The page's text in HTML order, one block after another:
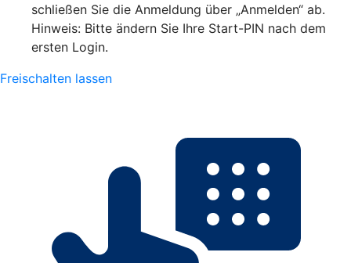
schließen Sie die Anmeldung über „Anmelden“ ab.
Hinweis: Bitte ändern Sie Ihre Start-PIN nach dem
ersten Login.
Freischalten lassen